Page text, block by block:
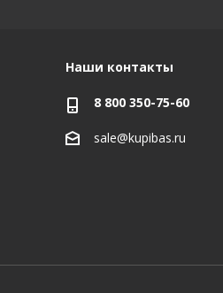
Наши контакты
8 800 350-75-60
sale@kupibas.ru